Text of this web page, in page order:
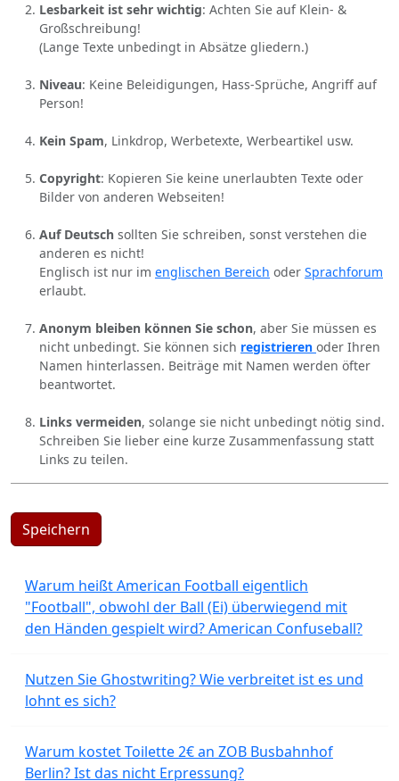
Lesbarkeit ist sehr wichtig: Achten Sie auf Klein- &
Großschreibung!
(Lange Texte unbedingt in Absätze gliedern.)
Niveau: Keine Beleidigungen, Hass-Sprüche, Angriff auf
Person!
Kein Spam, Linkdrop, Werbetexte, Werbeartikel usw.
Copyright: Kopieren Sie keine unerlaubten Texte oder
Bilder von anderen Webseiten!
Auf Deutsch sollten Sie schreiben, sonst verstehen die
anderen es nicht!
Englisch ist nur im englischen Bereich oder Sprachforum
erlaubt.
Anonym bleiben können Sie schon, aber Sie müssen es
nicht unbedingt. Sie können sich registrieren oder Ihren
Namen hinterlassen. Beiträge mit Namen werden öfter
beantwortet.
Links vermeiden, solange sie nicht unbedingt nötig sind.
Schreiben Sie lieber eine kurze Zusammenfassung statt
Links zu teilen.
Speichern
Warum heißt American Football eigentlich
"Football", obwohl der Ball (Ei) überwiegend mit
den Händen gespielt wird? American Confuseball?
Nutzen Sie Ghostwriting? Wie verbreitet ist es und
lohnt es sich?
Warum kostet Toilette 2€ an ZOB Busbahnhof
Berlin? Ist das nicht Erpressung?